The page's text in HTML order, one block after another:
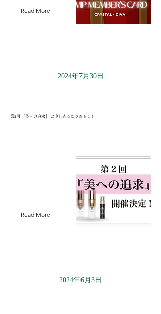
Read More
2024年7月30日
第2回 『美への追求』 お申し込みにつきまして
Read More
2024年6月3日